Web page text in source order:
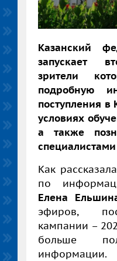
Казанский
запускает
зрители
подробную
поступления
условиях
а также
специалистами
Как
по
Елена
эфиров,
кампании –
больше
информации.